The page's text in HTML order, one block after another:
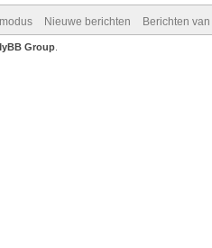
Nieuwe berichten Berichten
Group